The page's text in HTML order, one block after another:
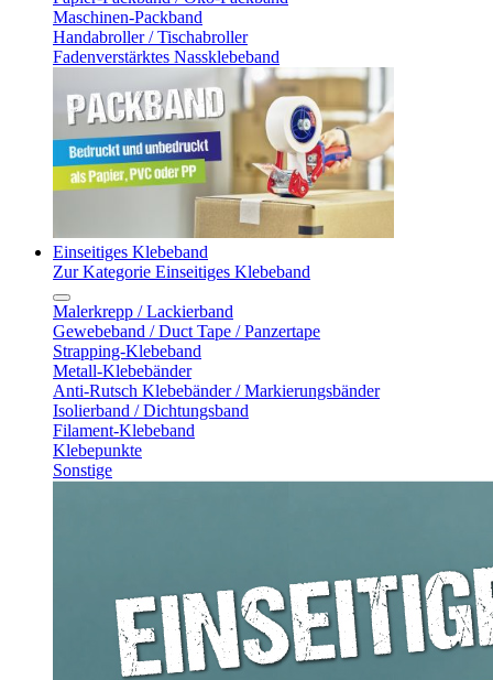
Maschinen-Packband
Handabroller / Tischabroller
Fadenverstärktes Nassklebeband
Einseitiges Klebeband
Zur Kategorie Einseitiges Klebeband
Malerkrepp / Lackierband
Gewebeband / Duct Tape / Panzertape
Strapping-Klebeband
Metall-Klebebänder
Anti-Rutsch Klebebänder / Markierungsbänder
Isolierband / Dichtungsband
Filament-Klebeband
Klebepunkte
Sonstige